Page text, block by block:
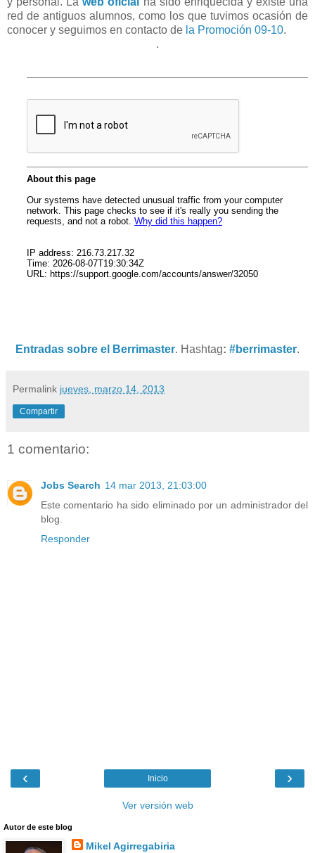
red de antiguos alumnos, como los que tuvimos ocasión de
conocer y seguimos en contacto de la Promoción 09-10.
.
Entradas sobre el Berrimaster. Hashtag: #berrimaster.
Permalink jueves, marzo 14, 2013
Compartir
1 comentario:
Jobs Search 14 mar 2013, 21:03:00
Este comentario ha sido eliminado por un administrador del
blog.
Responder
‹ ›
Inicio
Ver versión web
Autor de este blog
Mikel Agirregabiria